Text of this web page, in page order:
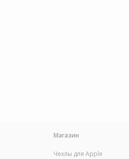
Магазин
Чехлы для Apple